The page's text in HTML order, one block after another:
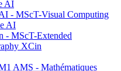
AI
- MScT-Visual Computing
AI
- MScT-Extended
XCin
AMS - Mathématiques